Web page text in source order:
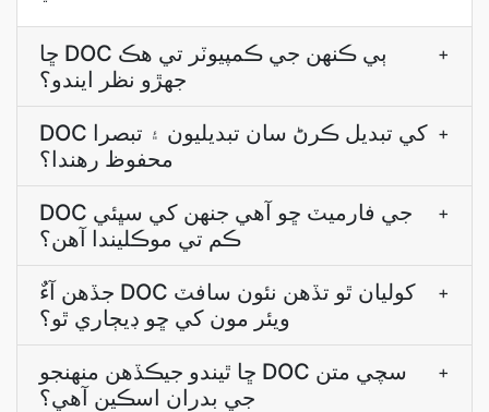
ڇا DOC ٻي ڪنھن جي ڪمپيوٽر تي ھڪ
جھڙو نظر ايندو؟
+
DOC کي تبديل ڪرڻ سان تبديليون ۽ تبصرا
محفوظ رھندا؟
+
DOC جي فارميٽ ڇو آهي جنھن کي سڀئي
ڪم تي موڪليندا آھن؟
+
جڏھن آءٌ DOC کوليان ٿو تڏھن نئون سافٽ
ويئر مون کي ڇو ڊيڄاري ٿو؟
+
ڇا ٿيندو جيڪڏھن منھنجو DOC سچي متن
جي بدران اسڪين آھي؟
+